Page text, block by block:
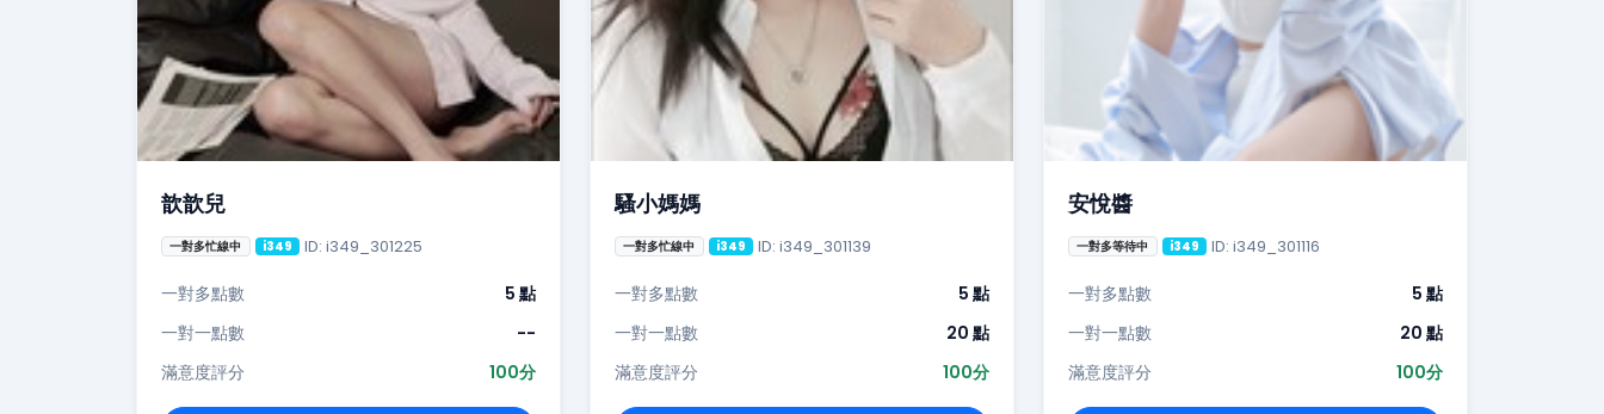
歆歆兒
一對多忙線中 i349 ID: i349_301225
一對多點數
5 點
一對一點數
--
滿意度評分
100分
騷小媽媽
一對多忙線中 i349 ID: i349_301139
一對多點數
5 點
一對一點數
20 點
滿意度評分
100分
安悅醬
一對多等待中 i349 ID: i349_301116
一對多點數
5 點
一對一點數
20 點
滿意度評分
100分